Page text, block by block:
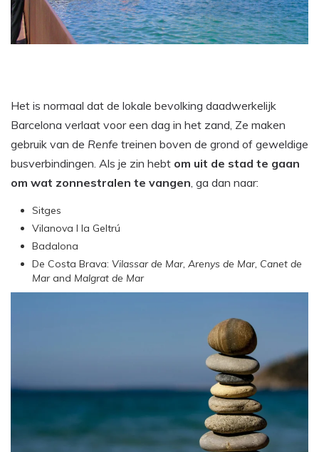
Het is normaal dat de lokale bevolking daadwerkelijk
Barcelona verlaat voor een dag in het zand, Ze maken
gebruik van de Renfe treinen boven de grond of geweldige
busverbindingen. Als je zin hebt om uit de stad te gaan
om wat zonnestralen te vangen , ga dan naar:
Sitges
Vilanova I la Geltrú
Badalona
De Costa Brava: Vilassar de Mar, Arenys de Mar, Canet de
Marand Malgrat de Mar